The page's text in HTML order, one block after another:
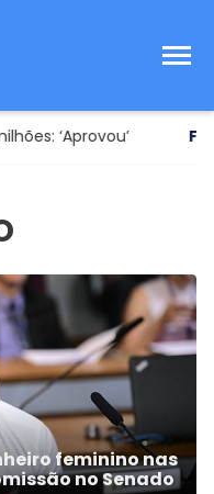
‘Aprovou’
feminino nas
no Senado